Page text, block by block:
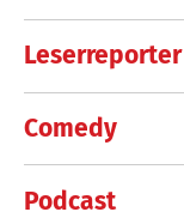
Leserreporter
Comedy
Podcast